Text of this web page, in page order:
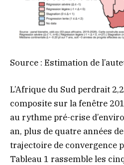
Source : Estimation de
L’Afrique du Sud perdrait
composite sur la fenêtre
au rythme pré-crise
an, plus de quatre années
trajectoire de convergence
Tableau 1 rassemble les